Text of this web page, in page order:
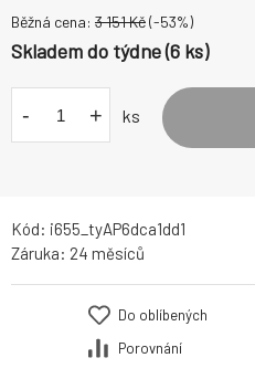
Běžná cena: 3 151Kč(-53%)
Skladem do týdne (6 ks)
- + ks
Kód: i655_tyAP6dca1dd1
Záruka: 24 měsíců
Do oblíbených
Porovnání